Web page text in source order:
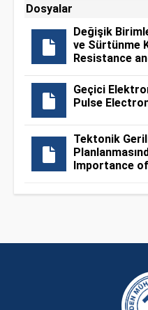
Dosyalar
Değişik
ve Sürtünme
Resistance
Geçici
Pulse
Tektonik
Importance